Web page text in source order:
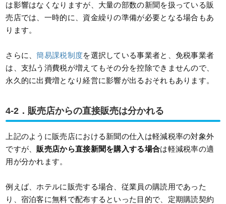
は影響はなくなりますが、大量の部数の新聞を扱っている販
売店では、一時的に、資金繰りの準備が必要となる場合もあ
ります。
さらに、簡易課税制度を選択している事業者と、免税事業者
は、支払う消費税が増えてもその分を控除できませんので、
永久的に出費増となり経営に影響が出るおそれもあります。
4-2．販売店からの直接販売は分かれる
上記のように販売店における新聞の仕入は軽減税率の対象外
ですが、販売店から直接新聞を購入する場合は軽減税率の適
用が分かれます。
例えば、ホテルに販売する場合、従業員の購読用であった
り、宿泊客に無料で配布するといった目的で、定期購読契約